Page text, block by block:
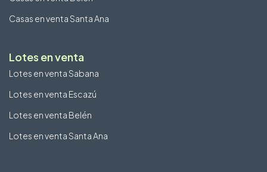
Casas en venta Santa Ana
Lotes en venta
Lotes en venta Sabana
Lotes en venta Escazú
Lotes en venta Belén
Lotes en venta Santa Ana